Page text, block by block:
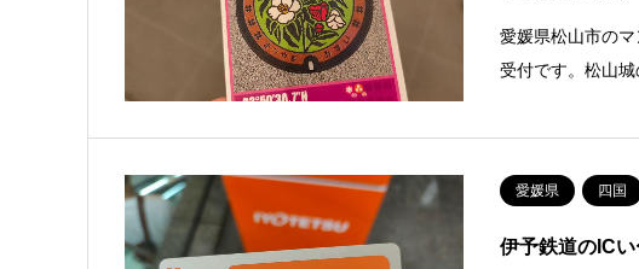
愛媛県松山市の
受付です。松山
愛媛県 四国
伊予鉄道のIC